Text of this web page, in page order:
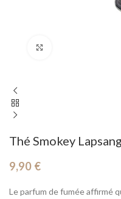
Thé Smokey
9,90 €
Le parfum de fumée affirmé